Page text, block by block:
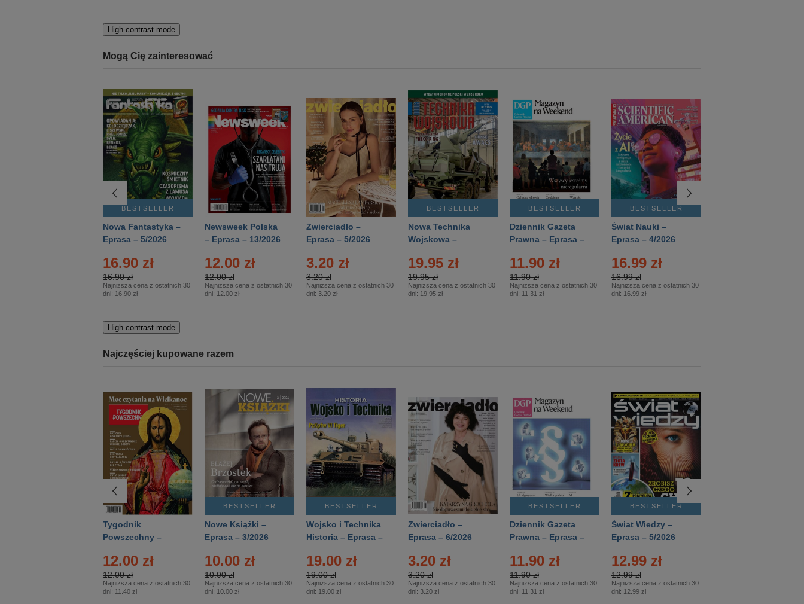
High-contrast mode
Mogą Cię zainteresować
BESTSELLER
Nowa Fantastyka –
Eprasa – 5/2026
16.90 zł
16.90 zł
Najniższa cena z ostatnich 30
dni: 16.90 zł
Newsweek Polska
– Eprasa – 13/2026
12.00 zł
12.00 zł
Najniższa cena z ostatnich 30
dni: 12.00 zł
Zwierciadło –
Eprasa – 5/2026
3.20 zł
3.20 zł
Najniższa cena z ostatnich 30
dni: 3.20 zł
BESTSELLER
Nowa Technika
Wojskowa –
19.95 zł
19.95 zł
Najniższa cena z ostatnich 30
dni: 19.95 zł
BESTSELLER
Dziennik Gazeta
Prawna – Eprasa –
11.90 zł
11.90 zł
Najniższa cena z ostatnich 30
dni: 11.31 zł
BESTSELLER
Świat Nauki –
Eprasa – 4/2026
16.99 zł
16.99 zł
Najniższa cena z ostatnich 30
dni: 16.99 zł
High-contrast mode
Najczęściej kupowane razem
Tygodnik
Powszechny –
12.00 zł
12.00 zł
Najniższa cena z ostatnich 30
dni: 11.40 zł
BESTSELLER
Nowe Książki –
Eprasa – 3/2026
10.00 zł
10.00 zł
Najniższa cena z ostatnich 30
dni: 10.00 zł
BESTSELLER
Wojsko i Technika
Historia – Eprasa –
19.00 zł
19.00 zł
Najniższa cena z ostatnich 30
dni: 19.00 zł
Zwierciadło –
Eprasa – 6/2026
3.20 zł
3.20 zł
Najniższa cena z ostatnich 30
dni: 3.20 zł
BESTSELLER
Dziennik Gazeta
Prawna – Eprasa –
11.90 zł
11.90 zł
Najniższa cena z ostatnich 30
dni: 11.31 zł
BESTSELLER
Świat Wiedzy –
Eprasa – 5/2026
12.99 zł
12.99 zł
Najniższa cena z ostatnich 30
dni: 12.99 zł